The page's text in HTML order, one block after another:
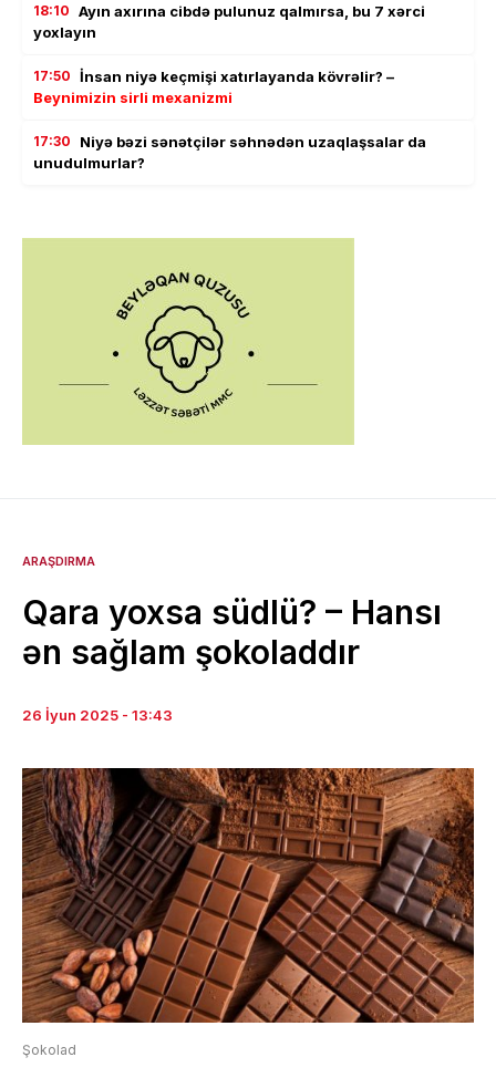
18:10 Ayın axırına cibdə pulunuz qalmırsa, bu 7 xərci
yoxlayın
17:50 İnsan niyə keçmişi xatırlayanda kövrəlir? –
Beynimizin sirli mexanizmi
17:30
Niyə bəzi sənətçilər səhnədən uzaqlaşsalar da
unudulmurlar?
ARAŞDIRMA
Qara yoxsa südlü? – Hansı
ən sağlam şokoladdır
26 İyun 2025 - 13:43
Şokolad